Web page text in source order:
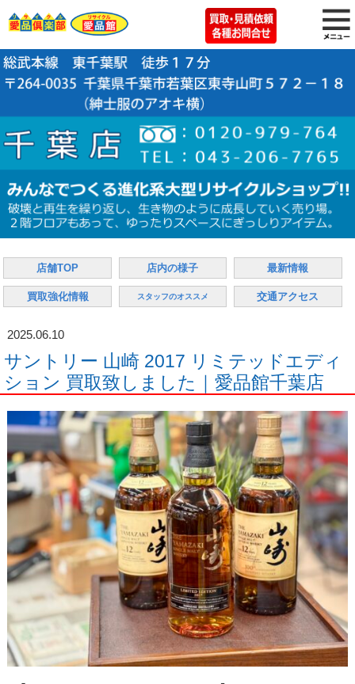
店舗TOP 店内の様子 最新情報
買取強化情報 スタッフのオススメ 交通アクセス
2025.06.10
サントリー 山崎 2017 リミテッドエディ
ション 買取致しました｜愛品館千葉店